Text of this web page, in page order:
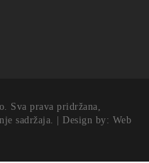
Sva prava pridržana,
sadržaja. | Design by: Web